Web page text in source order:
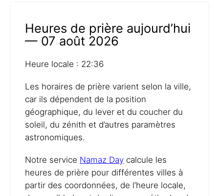
Heures de prière aujourd’hui
— 07 août 2026
Heure locale : 22:36
Les horaires de prière varient selon la ville,
car ils dépendent de la position
géographique, du lever et du coucher du
soleil, du zénith et d’autres paramètres
astronomiques.
Notre service Namaz Day calcule les
heures de prière pour différentes villes à
partir des coordonnées, de l’heure locale,